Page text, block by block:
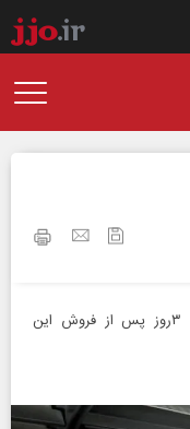
گزارش «جام‌جم» از تداوم کمبود شیرخشک، ۳روز پس از فروش این